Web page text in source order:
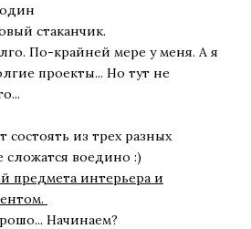
стаканчик.
По-крайней мере у меня. А я
проекты... Но тут не
состоять из трех разных
сложатся воедино :)
предмета интерьера и
Начинаем?